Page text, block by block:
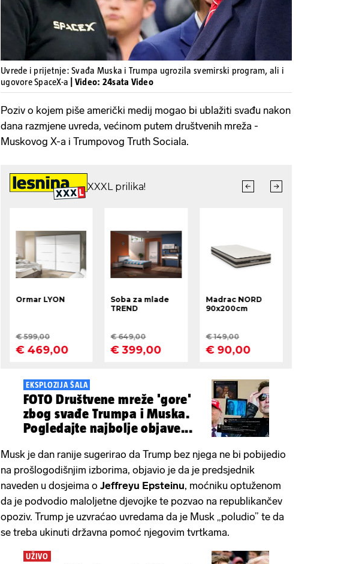
Uvrede i prijetnje: Svađa Muska i Trumpa ugrozila svemirski program, ali i
ugovore SpaceX-a
| Video: 24sata Video
Poziv o kojem piše američki medij mogao bi ublažiti svađu nakon
dana razmjene uvreda, većinom putem društvenih mreža -
Muskovog X-a i Trumpovog Truth Sociala.
EKSPLOZIJA ŠALA
FOTO Društvene mreže 'gore'
zbog svađe Trumpa i Muska.
Pogledajte najbolje objave...
Musk je dan ranije sugerirao da Trump bez njega ne bi pobijedio
na prošlogodišnjim izborima, objavio je da je predsjednik
naveden u dosjeima o Jeffreyu Epsteinu, moćniku optuženom
da je podvodio maloljetne djevojke te pozvao na republikančev
opoziv. Trump je uzvraćao uvredama da je Musk „poludio” te da
se treba ukinuti državna pomoć njegovim tvrtkama.
UŽIVO